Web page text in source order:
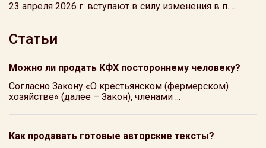
23 апреля 2026 г. вступают в силу изменения в п. ...
Статьи
Можно ли продать КФХ постороннему человеку?
Согласно Закону «О крестьянском (фермерском)
хозяйстве» (далее – Закон), членами ...
Как продавать готовые авторские тексты?